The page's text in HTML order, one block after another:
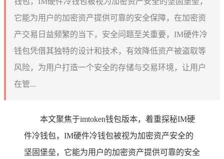
它能为用户的加密资产提供可靠的安全保障，在加密资
产交易日益频繁的当下，安全问题至关重要，IM硬件冷
钱包凭借其独特的设计和技术，有效降低资产被盗取等
风险，为用户打造一个安全的存储与交易环境，让用户
在管...
本文聚焦于imtoken钱包版本，着重探秘IM硬
件冷钱包，IM硬件冷钱包被视为加密资产安全的
坚固堡垒，它能为用户的加密资产提供可靠的安全